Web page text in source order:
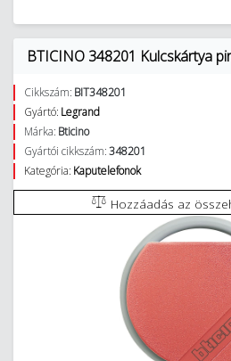
BTICINO 348201 Kulcskártya
Cikkszám: BIT348201
Gyártó: Legrand
Márka: Bticino
Gyártói cikkszám:348201
Kategória: Kaputelefonok
Hozzáadás az